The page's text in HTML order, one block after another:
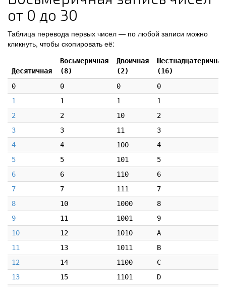
от 0 до 30
Таблица перевода первых чисел — по любой записи можно
кликнуть, чтобы скопировать её:
Десятичная
Восьмеричная
(8)
Двоичная
(2)
Шестнадцатеричная
(16)
0
0 0
0
1
1 1
1
2
2 10
2
3
3 11
3
4
4 100
4
5
5 101
5
6
6 110
6
7
7 111
7
8
10 1000
8
9
11 1001
9
10
12 1010
A
11
13 1011
B
12
14 1100
C
13
15 1101
D